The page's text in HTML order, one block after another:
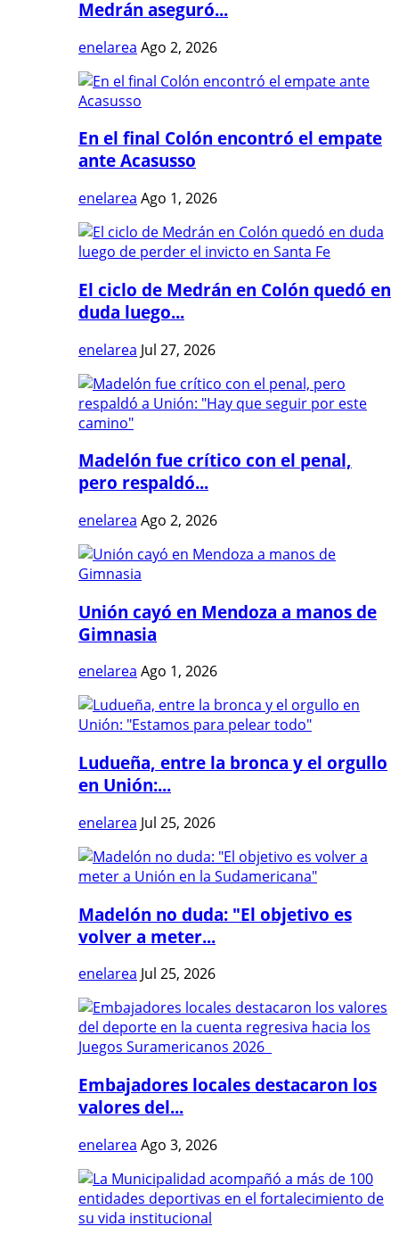
Medrán aseguró...
enelarea Ago 2, 2026
En el final Colón encontró el empate
ante Acasusso
enelarea Ago 1, 2026
El ciclo de Medrán en Colón quedó en
duda luego...
enelarea Jul 27, 2026
Madelón fue crítico con el penal,
pero respaldó...
enelarea Ago 2, 2026
Unión cayó en Mendoza a manos de
Gimnasia
enelarea Ago 1, 2026
Ludueña, entre la bronca y el orgullo
en Unión:...
enelarea Jul 25, 2026
Madelón no duda: "El objetivo es
volver a meter...
enelarea Jul 25, 2026
Embajadores locales destacaron los
valores del...
enelarea Ago 3, 2026